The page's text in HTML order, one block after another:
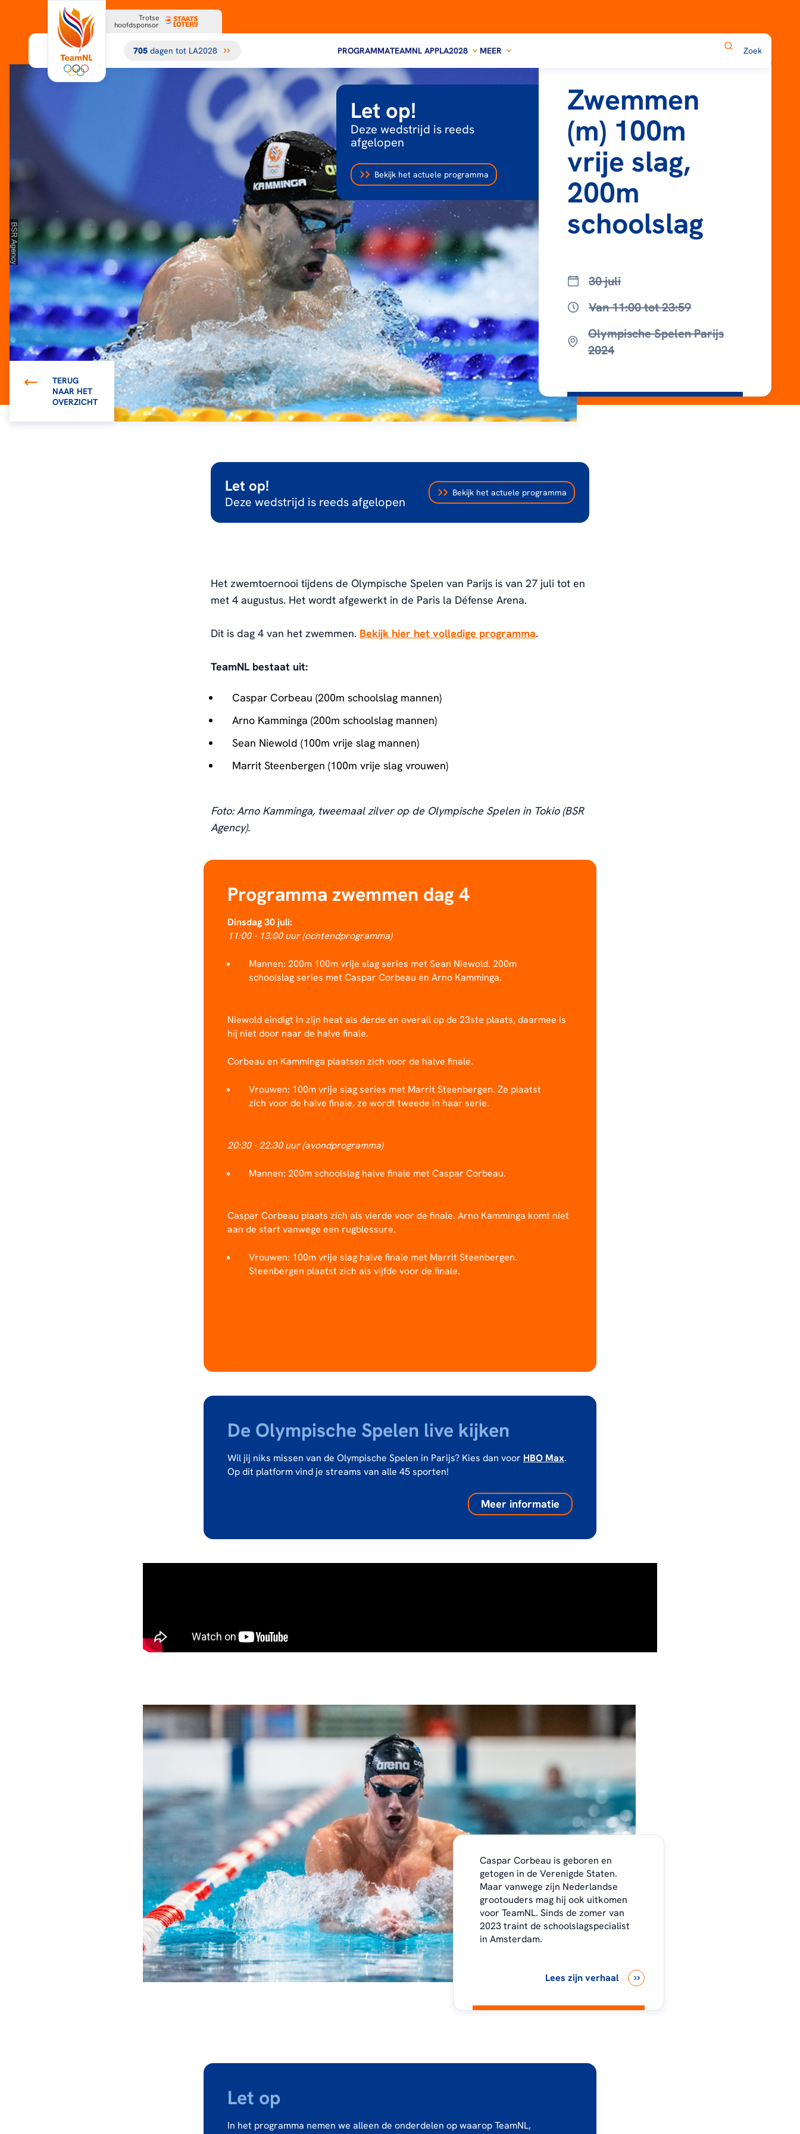
Trotse
hoofdsponsor
705 dagen tot LA2028 PROGRAMMATEAMNL APPLA2028 MEER
TERUG
NAAR HET
OVERZICHT
Let op!
Deze wedstrijd is reeds
afgelopen
Bekijk het actuele programma
Zwemmen
(m) 100m
vrije slag,
200m
schoolslag
30 juli
Van 11:00 tot 23:59
Olympische Spelen Parijs
2024
Let op!
Deze wedstrijd is reeds afgelopen
Bekijk het actuele programma
Het zwemtoernooi tijdens de Olympische Spelen van Parijs is van 27 juli tot en
met 4 augustus. Het wordt afgewerkt in de Paris la Défense Arena.
Dit is dag 4 van het zwemmen. Bekijk hier het volledige programma.
TeamNL bestaat uit:
Caspar Corbeau (200m schoolslag mannen)
Arno Kamminga (200m schoolslag mannen)
Sean Niewold (100m vrije slag mannen)
Marrit Steenbergen (100m vrije slag vrouwen)
Foto: Arno Kamminga, tweemaal zilver op de Olympische Spelen in Tokio (BSR
Agency).
Programma zwemmen dag 4
Dinsdag 30 juli:
11:00 - 13:00 uur (ochtendprogramma)
Mannen: 200m 100m vrije slag series met Sean Niewold. 200m
schoolslag series met Caspar Corbeau en Arno Kamminga.
Niewold eindigt in zijn heat als derde en overall op de 23ste plaats, daarmee is
hij niet door naar de halve finale.
Corbeau en Kamminga plaatsen zich voor de halve finale.
Vrouwen: 100m vrije slag series met Marrit Steenbergen. Ze plaatst
zich voor de halve finale, ze wordt tweede in haar serie.
20:30 - 22:30 uur (avondprogramma)
Mannen: 200m schoolslag halve finale met Caspar Corbeau.
Caspar Corbeau plaats zich als vierde voor de finale. Arno Kamminga komt niet
aan de start vanwege een rugblessure.
Vrouwen: 100m vrije slag halve finale met Marrit Steenbergen.
Steenbergen plaatst zich als vijfde voor de finale.
De Olympische Spelen live kijken
Wil jij niks missen van de Olympische Spelen in Parijs? Kies dan voor HBO Max.
Op dit platform vind je streams van alle 45 sporten!
Meer informatie
Caspar Corbeau is geboren en
getogen in de Verenigde Staten.
Maar vanwege zijn Nederlandse
grootouders mag hij ook uitkomen
voor TeamNL. Sinds de zomer van
2023 traint de schoolslagspecialist
in Amsterdam.
Lees zijn verhaal
Let op
In het programma nemen we alleen de onderdelen op waarop TeamNL,